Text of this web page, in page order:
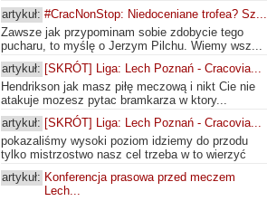
artykuł: #CracNonStop: Niedoceniane trofea? Sz...
Zawsze jak przypominam sobie zdobycie tego
pucharu, to myślę o Jerzym Pilchu. Wiemy wsz...
artykuł: [SKRÓT] Liga: Lech Poznań - Cracovia...
Hendrikson jak masz piłę meczową i nikt Cie nie
atakuje mozesz pytac bramkarza w ktory...
artykuł: [SKRÓT] Liga: Lech Poznań - Cracovia...
pokazaliśmy wysoki poziom idziemy do przodu
tylko mistrzostwo nasz cel trzeba w to wierzyć
artykuł: Konferencja prasowa przed meczem
Lech...